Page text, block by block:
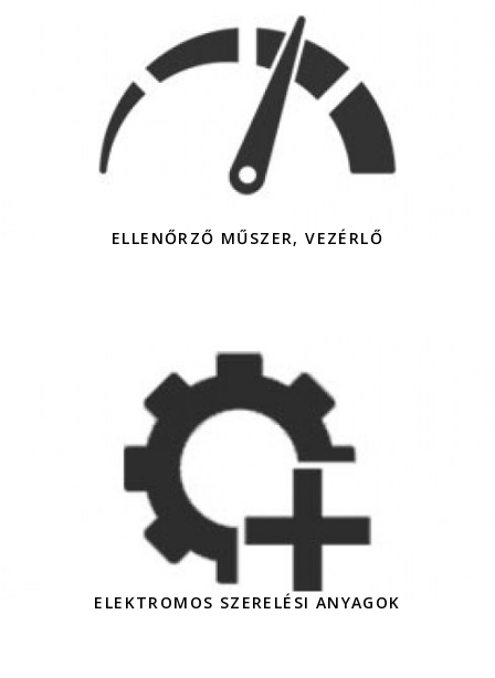
ELLENŐRZŐ MŰSZER, VEZÉRLŐ
ELEKTROMOS SZERELÉSI ANYAGOK